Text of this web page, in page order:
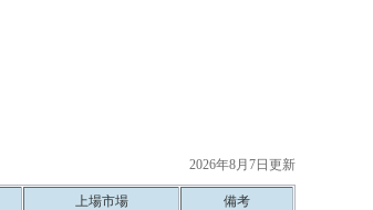
2026年8月7日更新
上場市場
備考